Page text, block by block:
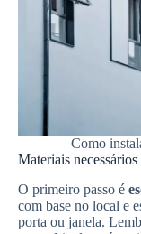
Como
Materiais
O primeiro passo é
com base no local e
porta ou janela.